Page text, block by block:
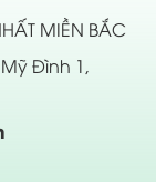
MIỀN BẮC
Đình 1,